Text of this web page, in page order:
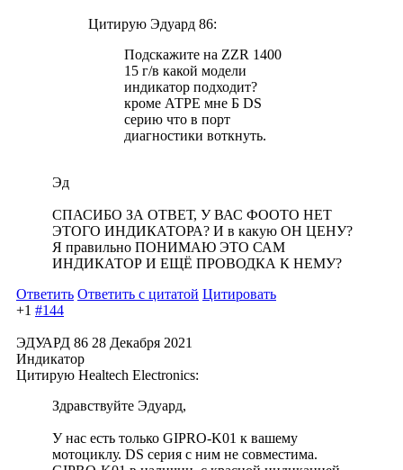
Цитирую Эдуард 86:
Подскажите на ZZR 1400
15 г/в какой модели
индикатор подходит?
кроме АТРЕ мне Б DS
серию что в порт
диагностики воткнуть.
Эд
СПАСИБО ЗА ОТВЕТ, У ВАС ФООТО НЕТ
ЭТОГО ИНДИКАТОРА? И в какую ОН ЦЕНУ?
Я правильно ПОНИМАЮ ЭТО САМ
ИНДИКАТОР И ЕЩЁ ПРОВОДКА К НЕМУ?
Ответить Ответить с цитатой Цитировать
+1 #144
ЭДУАРД 86 28 Декабря 2021
Индикатор
Цитирую Healtech Electronics:
Здравствуйте Эдуард,
У нас есть только GIPRO-K01 к вашему
мотоциклу. DS серия с ним не совместима.